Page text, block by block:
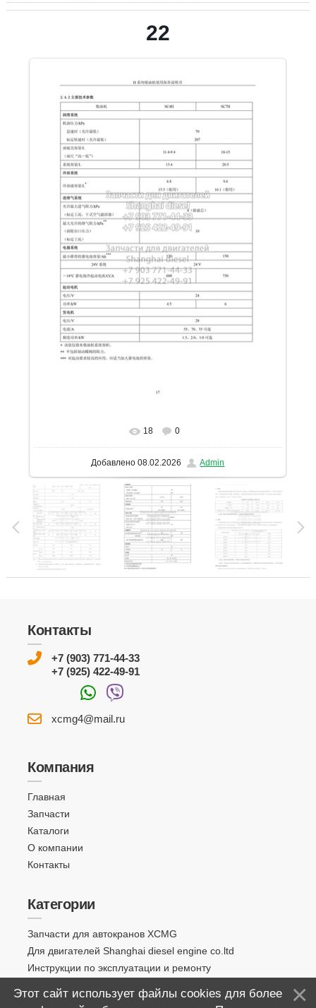
22
В реальном размере 1131x1600
18 0
Добавлено 08.02.2026 Admin
Контакты
+7 (903) 771-44-33
+7 (925) 422-49-91
xcmg4@mail.ru
Компания
Главная
Запчасти
Каталоги
О компании
Контакты
Категории
Запчасти для автокранов XCMG
Для двигателей Shanghai diesel engine co.ltd
Инструкции по эксплуатации и ремонту
Этот сайт использует файлы cookies для более